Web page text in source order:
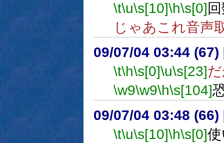
\t\u\s[10]\h\s[0]
じゃあこれ音声
09/07/04 03:44 (67)
\t\h\s[0]\u\s[23]
\w9\w9\h\s[104]
09/07/04 03:48 (66)
\t\u\s[10]\h\s[0]